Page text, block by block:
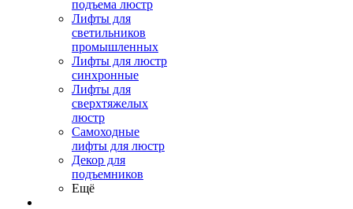
подъема люстр
Лифты для
светильников
промышленных
Лифты для люстр
синхронные
Лифты для
сверхтяжелых
люстр
Самоходные
лифты для люстр
Декор для
подъемников
Ещё